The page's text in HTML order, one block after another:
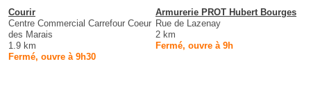
Courir
Centre Commercial Carrefour Coeur
des Marais
1.9 km
Fermé, ouvre à 9h30
Armurerie PROT Hubert Bourges
Rue de Lazenay
2 km
Fermé, ouvre à 9h